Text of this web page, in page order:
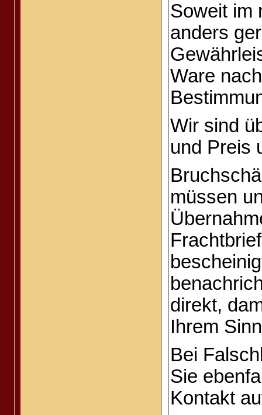
Soweit im
anders
Ware
Wir sind
und Preis
müssen
direkt,
Ihrem
Bei
Sie
Kontakt